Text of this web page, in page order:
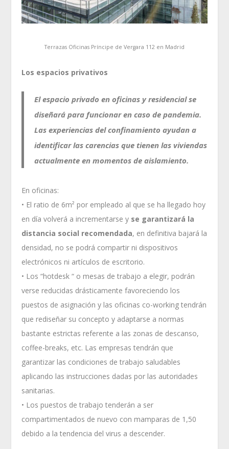
Terrazas Oficinas Príncipe de Vergara 112 en Madrid
Los espacios privativos
El espacio privado en oficinas y residencial se
diseñará para funcionar en caso de pandemia.
Las experiencias del confinamiento ayudan a
identificar las carencias que tienen las viviendas
actualmente en momentos de aislamiento.
En oficinas:
• El ratio de 6m² por empleado al que se ha llegado hoy
en día volverá a incrementarse y se garantizará la
distancia social recomendada, en definitiva bajará la
densidad, no se podrá compartir ni dispositivos
electrónicos ni artículos de escritorio.
• Los “hotdesk “ o mesas de trabajo a elegir, podrán
verse reducidas drásticamente favoreciendo los
puestos de asignación y las oficinas co-working tendrán
que rediseñar su concepto y adaptarse a normas
bastante estrictas referente a las zonas de descanso,
coffee-breaks, etc. Las empresas tendrán que
garantizar las condiciones de trabajo saludables
aplicando las instrucciones dadas por las autoridades
sanitarias.
• Los puestos de trabajo tenderán a ser
compartimentados de nuevo con mamparas de 1,50
debido a la tendencia del virus a descender.